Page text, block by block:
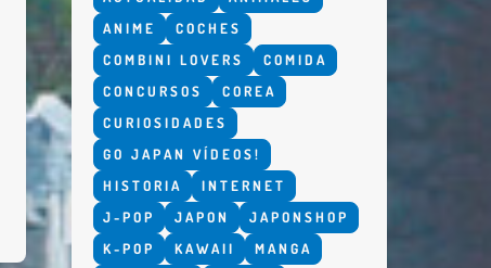
ANIME
COCHES
COMBINI LOVERS
COMIDA
CONCURSOS
COREA
CURIOSIDADES
GO JAPAN VÍDEOS!
HISTORIA
INTERNET
J-POP
JAPON
JAPONSHOP
K-POP
KAWAII
MANGA